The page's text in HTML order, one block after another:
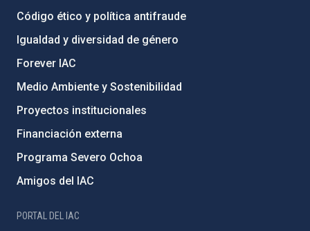
Código ético y política antifraude
Igualdad y diversidad de género
Forever IAC
Medio Ambiente y Sostenibilidad
Proyectos institucionales
Financiación externa
Programa Severo Ochoa
Amigos del IAC
PORTAL DEL IAC